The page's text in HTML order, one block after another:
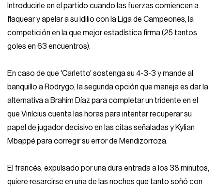
Introducirle en el partido cuando las fuerzas comiencen a
flaquear y apelar a su idilio con la Liga de Campeones, la
competición en la que mejor estadística firma (25 tantos
goles en 63 encuentros).
En caso de que 'Carletto' sostenga su 4-3-3 y mande al
banquillo a Rodrygo, la segunda opción que maneja es dar la
alternativa a Brahim Díaz para completar un tridente en el
que Vinícius cuenta las horas para intentar recuperar su
papel de jugador decisivo en las citas señaladas y Kylian
Mbappé para corregir su error de Mendizorroza.
El francés, expulsado por una dura entrada a los 38 minutos,
quiere resarcirse en una de las noches que tanto soñó con